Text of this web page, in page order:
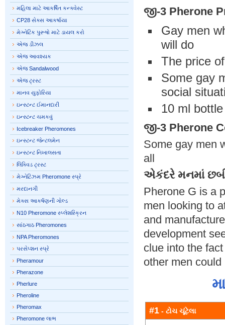
જી-3 Pherone
Gay men
will do
The price
Some gay
social
10 ml
જી-3 Pherone
Some gay men
all
એકંદરે મનમાં
Pherone G is a
men looking to
and
development
clue into the
other men
#1 - ટોચ ચૂંટેલા
મહિલા માટે આકર્ષિત કન્ક્વેસ્ટ
CP28 સેક્સ આકર્ષાયા
મેગ્નેટિક પુરૂષો માટે ડાયલ કરો
એજ ડીઝલ
એજ આવશ્યક
એજ Sandalwood
એજ ટ્રસ્ટ
માનવ યુફોરિયા
ઇન્સ્ટન્ટ ઈમાનદારી
ઇન્સ્ટન્ટ ચમકવું
Icebreaker Pheromones
ઇન્સ્ટન્ટ જેન્ટલમેન
ઇન્સ્ટન્ટ નિખાલસતા
લિક્વિડ ટ્રસ્ટ
મેગ્નેટિઝમ Pheromone સ્પ્રે
મરદાનગી
મેક્સ આકર્ષણની ગોલ્ડ
N10 Pheromone સ્પ્લેશસ્ક્રિન
સાંઠગાઠ Pheromones
NPA Pheromones
પરસેપ્શન સ્પ્રે
Pheramour
Pherazone
Pherlure
Pheroline
Pheromax
Pheromone લાભ